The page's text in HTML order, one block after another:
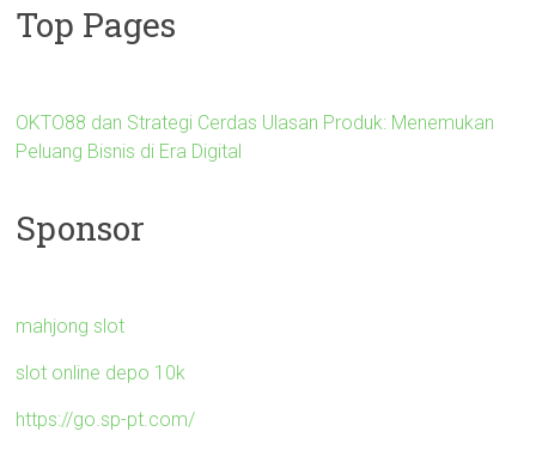
Top Pages
OKTO88 dan Strategi Cerdas Ulasan Produk: Menemukan
Peluang Bisnis di Era Digital
Sponsor
mahjong slot
slot online depo 10k
https://go.sp-pt.com/